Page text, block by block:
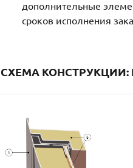
дополнительные
сроков исполнения
СХЕМА КОНСТРУКЦИИ: